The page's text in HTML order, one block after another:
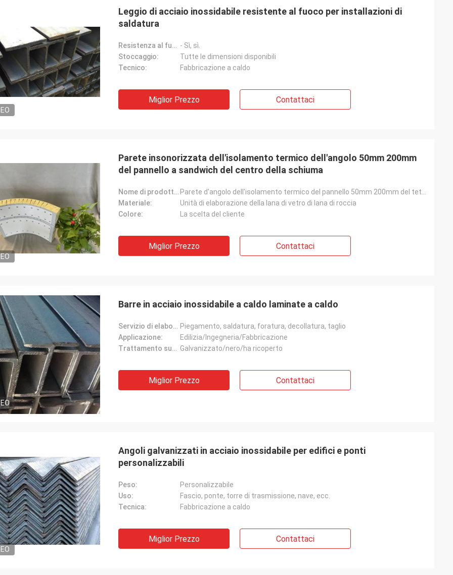
Signora
e buon prodotto.
SIG
«Lo abbiamo ricevuto i 8 giorni fa e tutto è
Leggio di acciaio inossidabile resistente al fuoco per installazioni di
saldatura
Resistenza al fuoco: - Sì, sì.
Stoccaggio:
Tutte le dimensioni disponibili
Tecnico:
Fabbricazione a caldo
Miglior Prezzo Contattaci
Parete insonorizzata dell'isolamento termico dell'angolo 50mm 200mm
del pannello a sandwich del centro della schiuma
Nome di prodotto:
Materiale:
Unità di elaborazione della lana di vetro di lana di roccia
Colore:
La scelta del cliente
Miglior Prezzo Contattaci
Barre in acciaio inossidabile a caldo laminate a caldo
Servizio di elaborazione: Piegamento, saldatura, foratura, decollatura, taglio
Applicazione:
Edilizia/Ingegneria/Fabbricazione
Trattamento superficiale: Galvanizzato/nero/ha ricoperto
Miglior Prezzo Contattaci
Angoli galvanizzati in acciaio inossidabile per edifici e ponti
personalizzabili
Peso:
Personalizzabile
Uso:
Fascio, ponte, torre di trasmissione, nave, ecc.
Tecnica:
Fabbricazione a caldo
Miglior Prezzo Contattaci